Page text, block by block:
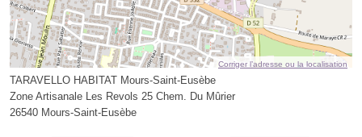
Corriger l’adresse ou la localisation
TARAVELLO HABITAT Mours-Saint-Eusèbe
Zone Artisanale Les Revols 25 Chem. Du Mûrier
26540 Mours-Saint-Eusèbe